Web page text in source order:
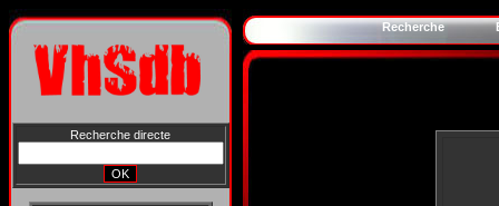
Recherche directe
Recherche